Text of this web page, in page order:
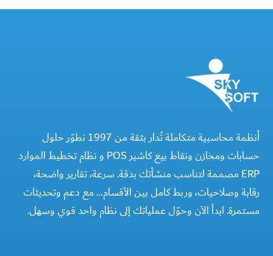
أنظمة محاسبية متكاملة تُدار بثقة من 1997 نطوّر حلول
حسابات ومخازن ونقاط بيع كاشير POS و نظام تخطيط الموارد
ERP مصممة لتناسب منشأتك بدقة. سرعة، تقارير واضحة،
رقابة وصلاحيات، وربط كامل بين الأقسام… مع دعم وتحديثات
مستمرة. ابدأ الآن وحوّل عملياتك إلى نظام واحد قوي وسهل.